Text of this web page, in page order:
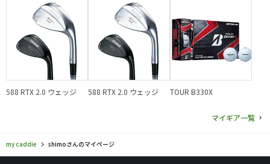
588 RTX 2.0 ウェッジ 588 RTX 2.0 ウェッジ TOUR B330X
マイギア一覧
my caddie shimoさんのマイページ